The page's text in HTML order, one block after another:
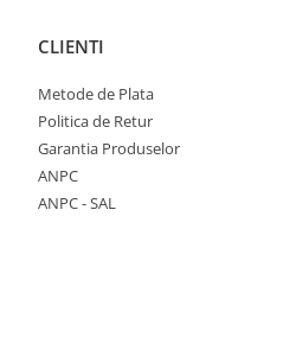
CLIENTI
Metode de Plata
Politica de Retur
Garantia Produselor
ANPC
ANPC - SAL